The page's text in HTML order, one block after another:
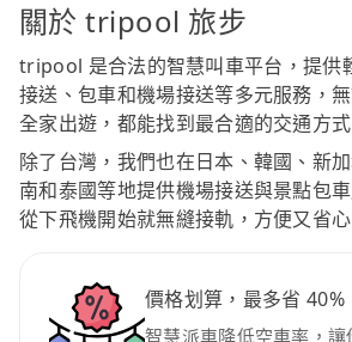
關於 tripool 旅步
tripool 是合法的智慧叫車平台，提供
接送、包車和機場接送等多元服務，
全家出遊，都能找到最合適的交通方式
除了台灣，我們也在日本、韓國、新
南和泰國等地提供機場接送與景點包
從下飛機開始就無縫接軌，方便又省心
價格划算，最多省 40%
智慧派車降低空車率，